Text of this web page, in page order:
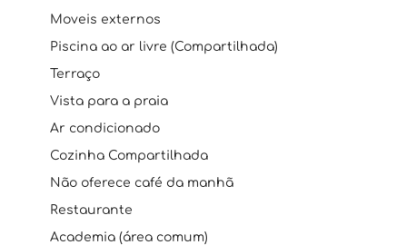
Moveis externos
Piscina ao ar livre (Compartilhada)
Terraço
Vista para a praia
Ar condicionado
Cozinha Compartilhada
Não oferece café da manhã
Restaurante
Academia (área comum)